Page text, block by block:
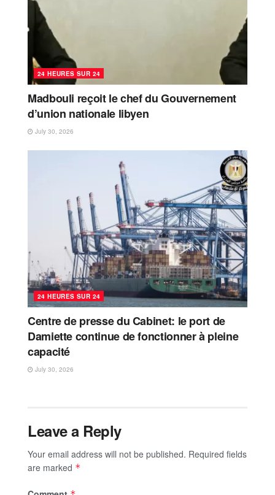
24 HEURES SUR 24
Madbouli reçoit le chef du Gouvernement
d’union nationale libyen
July 30, 2026
24 HEURES SUR 24
Centre de presse du Cabinet: le port de
Damiette continue de fonctionner à pleine
capacité
July 30, 2026
Leave a Reply
Your email address will not be published. Required fields
are marked *